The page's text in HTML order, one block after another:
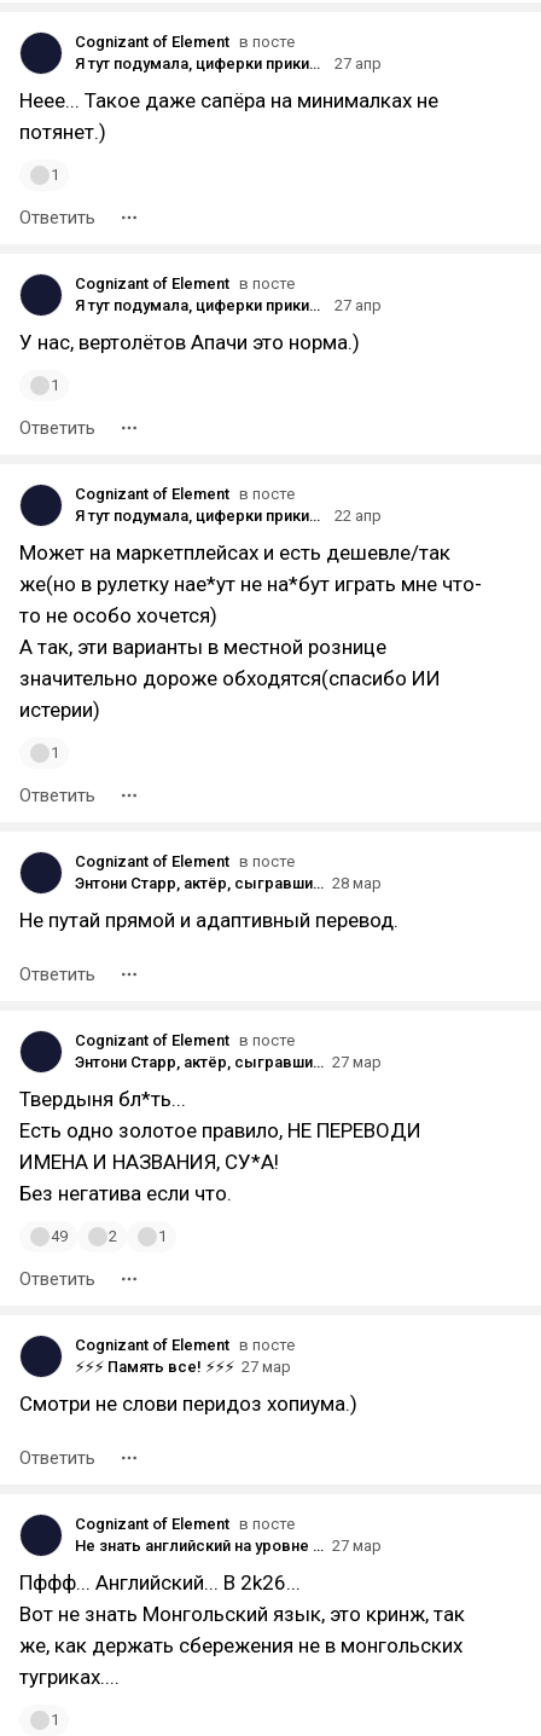
Cognizant of Element в посте
Я тут подумала, циферки прикинул...
27 апр
Неее... Такое даже сапëра на минималках не
потянет.)
1
Ответить
Cognizant of Element в посте
Я тут подумала, циферки прикинул...
27 апр
У нас, вертолëтов Апачи это норма.)
1
Ответить
Cognizant of Element в посте
Я тут подумала, циферки прикинул...
22 апр
Может на маркетплейсах и есть дешевле/так
же(но в рулетку нае*ут не на*бут играть мне что-
то не особо хочется)
А так, эти варианты в местной рознице
значительно дороже обходятся(спасибо ИИ
истерии)
1
Ответить
Cognizant of Element в посте
Энтони Старр, актёр, сыгравший Твердыню, заявил, что в 50 лет он уже слишком стар, чтобы играть Вескера 28 мар
Не путай прямой и адаптивный перевод.
Ответить
Cognizant of Element в посте
Энтони Старр, актёр, сыгравший Твердыню, заявил, что в 50 лет он уже слишком стар, чтобы играть Вескера 27 мар
Твердыня бл*ть...
Есть одно золотое правило, НЕ ПЕРЕВОДИ
ИМЕНА И НАЗВАНИЯ, СУ*А!
Без негатива если что.
49 2 1
Ответить
Cognizant of Element в посте
⚡⚡⚡ Память все! ⚡⚡⚡ 27 мар
Смотри не слови перидоз хопиума.)
Ответить
Cognizant of Element в посте
Не знать английский на уровне носителя в 2к26 году 27 мар
Пффф... Английский... В 2k26...
Вот не знать Монгольский язык, это кринж, так
же, как держать сбережения не в монгольских
тугриках....
1